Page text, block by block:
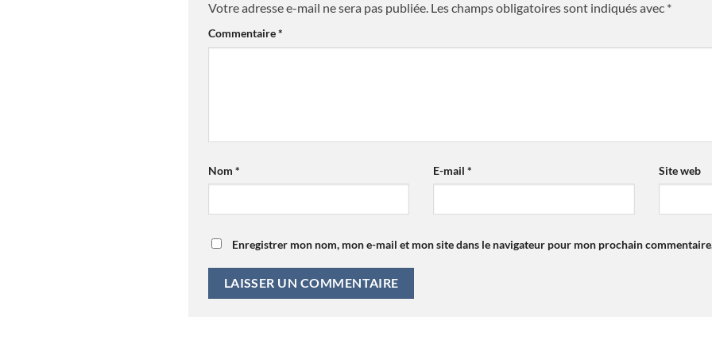
Votre adresse e-mail ne sera pas publiée. Les champs obligatoires sont indiqués avec *
Commentaire*
Nom * E-mail* Site web
Enregistrer mon nom, mon e-mail et mon site dans le navigateur pour mon prochain